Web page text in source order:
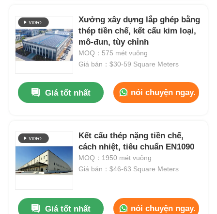
Xưởng xây dựng lắp ghép bằng
thép tiền chế, kết cấu kim loại,
mô-đun, tùy chỉnh
MOQ：575 mét vuông
Giá bán：$30-59 Square Meters
Giá tốt nhất nói chuyện ngay.
Kết cấu thép nặng tiền chế,
cách nhiệt, tiêu chuẩn EN1090
MOQ：1950 mét vuông
Giá bán：$46-63 Square Meters
Giá tốt nhất nói chuyện ngay.